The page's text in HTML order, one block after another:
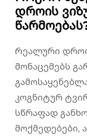
დროის
Რეალური
მონაცემებს
კოგნიტურ
სწრაფად
მოქმედებები,